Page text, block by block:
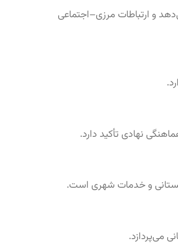
و ارتباطات مرزی–اجتماعی
نهادی تأکید دارد.
و خدمات شهری است.
می‌پردازد.